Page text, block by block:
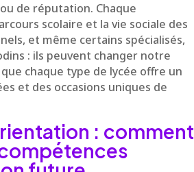
de réputation. Chaque
scolaire et la vie sociale des
et même certains spécialisés,
: ils peuvent changer notre
chaque type de lycée offre un
et des occasions uniques de
: comment